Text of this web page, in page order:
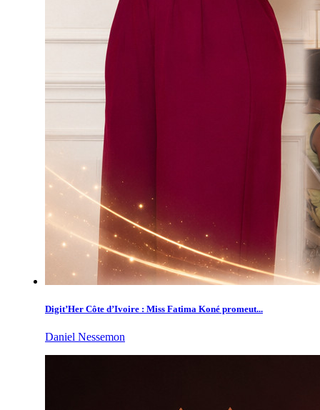
Digit’Her Côte d’Ivoire : Miss Fatima Koné promeut...
Daniel Nessemon